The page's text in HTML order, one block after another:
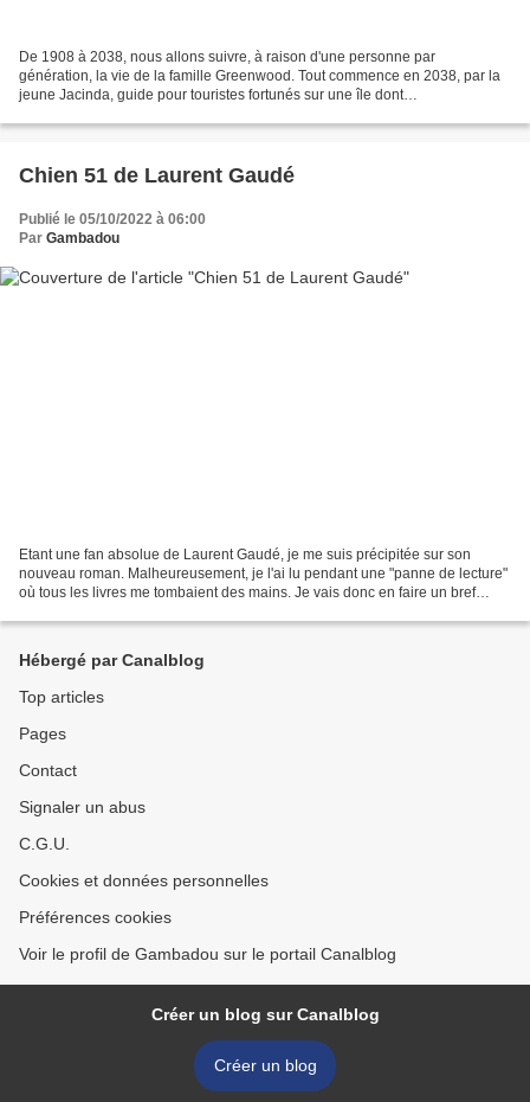
De 1908 à 2038, nous allons suivre, à raison d'une personne par
génération, la vie de la famille Greenwood. Tout commence en 2038, par la
jeune Jacinda, guide pour touristes fortunés sur une île dont
Chien 51 de Laurent Gaudé
Publié le 05/10/2022 à 06:00
Par Gambadou
Etant une fan absolue de Laurent Gaudé, je me suis précipitée sur son
nouveau roman. Malheureusement, je l'ai lu pendant une "panne de lecture"
où tous les livres me tombaient des mains. Je vais donc en faire un bref
Hébergé par Canalblog
Top articles
Pages
Contact
Signaler un abus
C.G.U.
Cookies et données personnelles
Préférences cookies
Voir le profil de Gambadou sur le portail Canalblog
Créer un blog sur Canalblog
Créer un blog